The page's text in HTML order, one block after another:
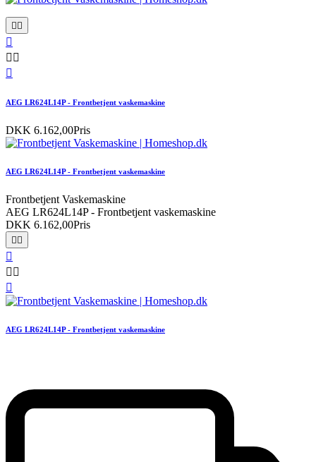
 

 

AEG LR624L14P - Frontbetjent vaskemaskine
DKK 6.162,00Pris
AEG LR624L14P - Frontbetjent vaskemaskine
Frontbetjent Vaskemaskine
AEG LR624L14P - Frontbetjent vaskemaskine
DKK 6.162,00Pris
 

 

AEG LR624L14P - Frontbetjent vaskemaskine